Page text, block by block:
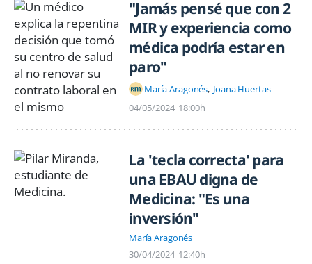
"Jamás pensé que con 2
MIR y experiencia como
médica podría estar en
paro"
María Aragonés Joana Huertas
04/05/2024 18:00h
La 'tecla correcta' para
una EBAU digna de
Medicina: "Es una
inversión"
María Aragonés
30/04/2024 12:40h